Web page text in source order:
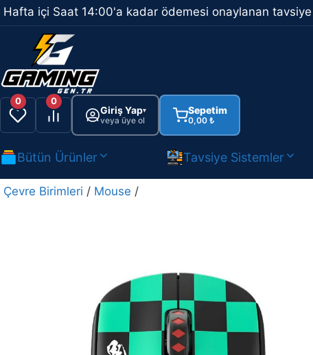
İçeriğe
atla
Hafta içi Saat 14:00'a kadar ödemesi onaylanan
0 0
Giriş Yap▾
veya üye ol
Sepetim
0,00 ₺
Bütün Ürünler Tavsiye Sistemler
Çevre Birimleri / Mouse /